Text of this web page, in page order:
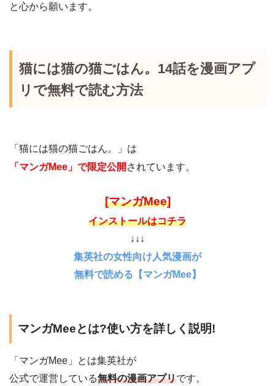
と心から願います。
猫には猫の猫ごはん。14話を漫画アプ
リで無料で読む方法
「猫には猫の猫ごはん。」は
「マンガMee」で限定公開 されています。
[マンガMee]
インストールはコチラ
↓↓↓
集英社の女性向け人気漫画が
無料で読める【マンガMee】
マンガMeeとは?使い方を詳しく説明!
「マンガMee」とは集英社が
公式で運営している無料の漫画アプリです。